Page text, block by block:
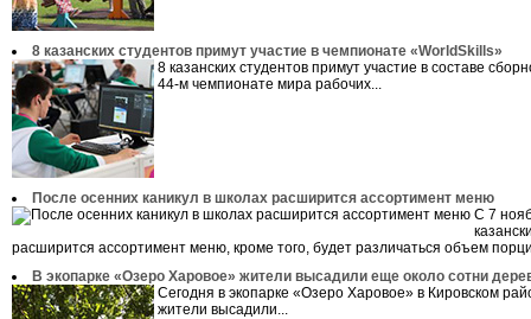
8 казанских студентов примут участие в чемпионате «WorldSkills»
8 казанских студентов примут участие в составе
44-м чемпионате мира рабочих...
После осенних каникул в школах расширится ассортимент меню
С 7
расширится ассортимент меню, кроме того, будет различаться объем
В экопарке «Озеро Харовое» жители высадили еще около сотни
Сегодня в экопарке «Озеро Харовое» в Кировском
жители высадили...